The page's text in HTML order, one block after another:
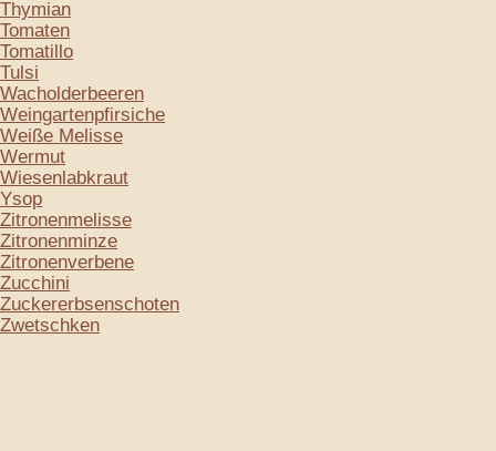
Thymian
Tomaten
Tomatillo
Tulsi
Wacholderbeeren
Weingartenpfirsiche
Weiße Melisse
Wermut
Wiesenlabkraut
Ysop
Zitronenmelisse
Zitronenminze
Zitronenverbene
Zucchini
Zuckererbsenschoten
Zwetschken